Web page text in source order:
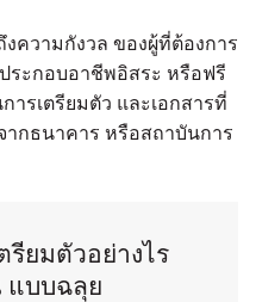
ความกังวล ของผู้ที่ต้องการ
ระกอบอาชีพอิสระ หรือฟรี
ารเตรียมตัว และเอกสารที่
กธนาคาร หรือสถาบันการ
ยมตัวอย่างไร
แบบฉลุย